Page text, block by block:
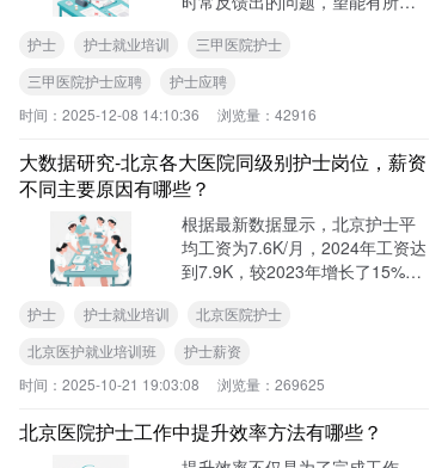
护士 护士就业培训
三甲医院护士
三甲医院护士应聘
护士应聘
时间： 2025-12-08 14:10:36 浏览量： 42916
大数据研究-北京各大医院同级别护士岗位，薪资
不同主要原因有哪些？
根据最新数据显示，北京护士平
均工资为7.6K/月，2024年工资达
到7.9K，较2023年增长了15%。
的内部差异：三甲医院护士月薪
可达12000-15000元，而社区医
院仅为4000-6000元，相差可达3
倍以上……
护士 护士就业培训
北京医院护士
北京医护就业培训班
护士薪资
时间： 2025-10-21 19:03:08 浏览量： 269625
北京医院护士工作中提升效率方法有哪些？